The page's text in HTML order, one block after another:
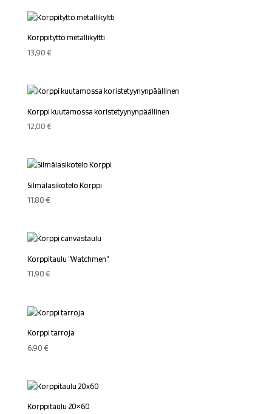
Korppityttö metallikyltti
13,90€
Korppi kuutamossa koristetyynynpäällinen
12,00€
Silmälasikotelo Korppi
11,80€
Korppitaulu ”Watchmen”
11,90€
Korppi tarroja
6,90€
Korppitaulu 20×60